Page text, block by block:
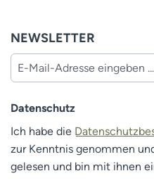
NEWSLETTER
Datenschutz
Ich habe die
zur Kenntnis genommen
gelesen und bin mit ihnen